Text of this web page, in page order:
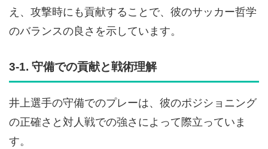
え、攻撃時にも貢献することで、彼のサッカー哲学
のバランスの良さを示しています。
3-1. 守備での貢献と戦術理解
井上選手の守備でのプレーは、彼のポジショニング
の正確さと対人戦での強さによって際立っていま
す。